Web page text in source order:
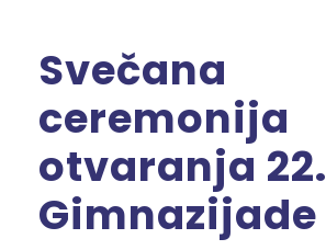
Svečana
ceremonija
otvaranja 22.
Gimnazijade